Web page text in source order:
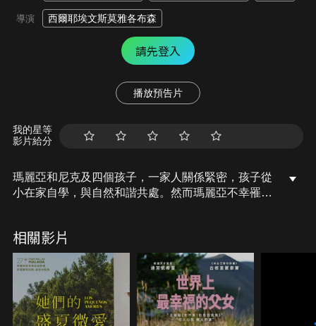
導演 西爾耶埃文斯莫雅各布森
請先登入
播放預告片
我的星等
影片給分
瑪麗亞和尼克及四個孩子，一家人關係緊密，孩子從
小在家自學，與自然和諧共處。然而瑪麗亞不幸罹癌
堂，但這個任務卻是無比艱鉅。他們的田園生活自此
發生翻天覆地的變化，引領他們開闢一條進入現代社
會的嶄新道路。
相關影片